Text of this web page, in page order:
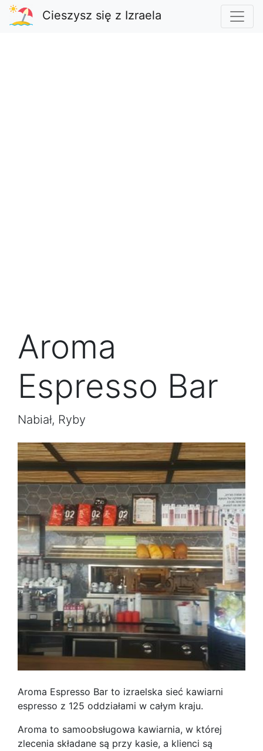
Cieszysz się z Izraela
Aroma
Espresso Bar
Nabiał, Ryby
Aroma Espresso Bar to izraelska sieć kawiarni
espresso z 125 oddziałami w całym kraju.
Aroma to samoobsługowa kawiarnia, w której
zlecenia składane są przy kasie, a klienci są